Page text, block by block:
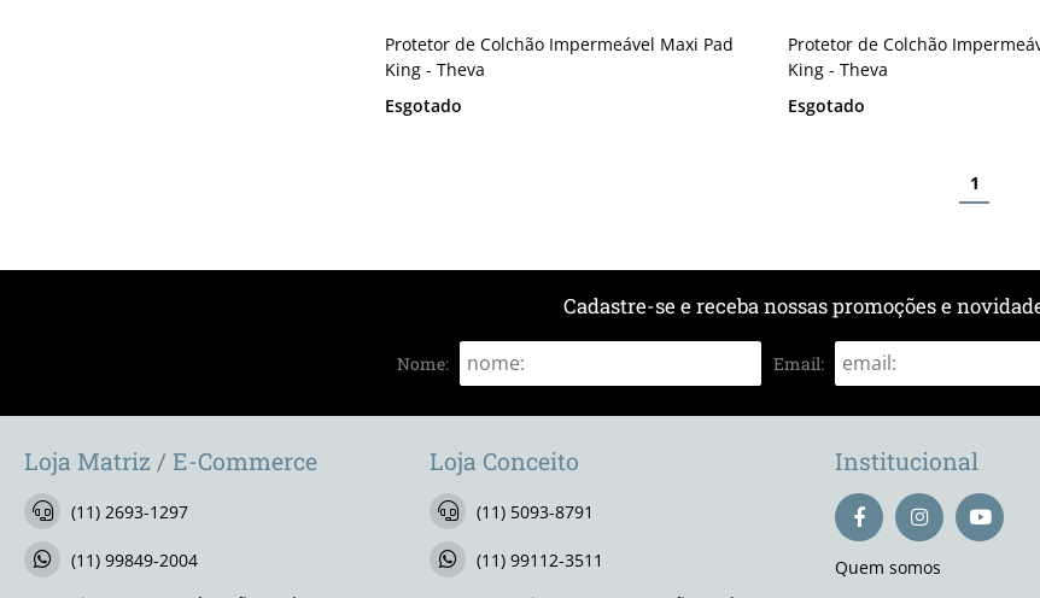
Protetor de Colchão Impermeável Maxi Pad
King - Theva
Esgotado
Protetor de Colchão
King - Theva
Esgotado
1
Cadastre-se e receba nossas promoções e
Nome: Email:
Loja Matriz / E-Commerce
(11) 2693-1297
(11) 99849-2004
Loja Conceito
(11) 5093-8791
(11) 99112-3511
Institucional
Quem somos